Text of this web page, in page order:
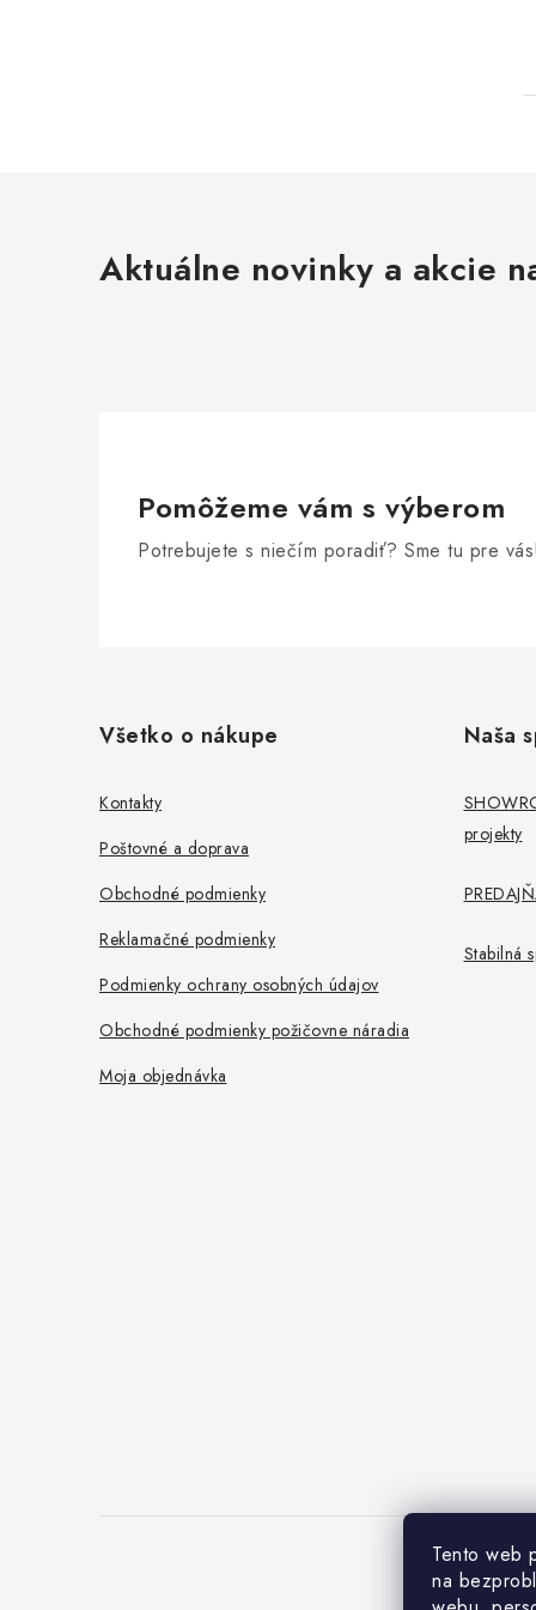
Tento web
na
Aktuálne novinky a akcie
Pomôžeme vám s výberom
Potrebujete s niečím poradiť? Sme tu pre vás!
Všetko o nákupe
Kontakty
Poštovné a doprava
Obchodné podmienky
Reklamačné podmienky
Podmienky ochrany osobných údajov
Obchodné podmienky požičovne náradia
Moja objednávka
Naša
projekty
Stabilná